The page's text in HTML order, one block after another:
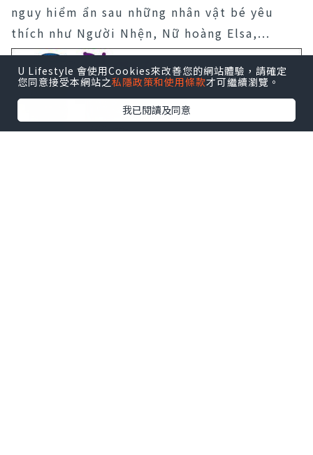
nguy hiểm ẩn sau những nhân vật bé yêu
thích như Người Nhện, Nữ hoàng Elsa,...
U Lifestyle 會使用Cookies來改善您的網站體驗，請確定
您同意接受本網站之私隱政策和使用條款才可繼續瀏覽。
我已閱讀及同意